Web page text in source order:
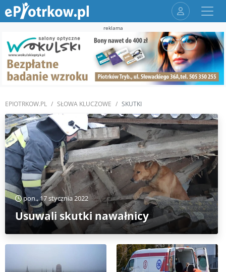
reklama
EPIOTRKOW.PL SŁOWA KLUCZOWE SKUTKI
pon., 17 stycznia 2022
Usuwali skutki nawałnicy